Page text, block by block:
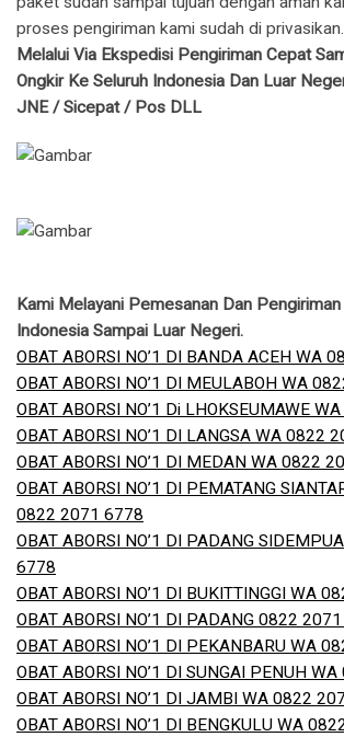
proses pengiriman kami sudah di privasikan.
Melalui Via Ekspedisi Pengiriman Cepat
Ongkir Ke Seluruh Indonesia Dan Luar
JNE / Sicepat / Pos DLL
Kami Melayani Pemesanan Dan
Indonesia Sampai Luar Negeri.
OBAT ABORSI NO’1 DI BANDA ACEH WA
OBAT ABORSI NO’1 DI MEULABOH WA
OBAT ABORSI NO’1 Di LHOKSEUMAWE
OBAT ABORSI NO’1 DI LANGSA WA 0822
OBAT ABORSI NO’1 DI MEDAN WA 0822
OBAT ABORSI NO’1 DI PEMATANG
0822 2071 6778
OBAT ABORSI NO’1 DI PADANG
6778
OBAT ABORSI NO’1 DI BUKITTINGGI WA
OBAT ABORSI NO’1 DI PADANG 0822
OBAT ABORSI NO’1 DI PEKANBARU WA
OBAT ABORSI NO’1 DI SUNGAI PENUH
OBAT ABORSI NO’1 DI JAMBI WA 0822
OBAT ABORSI NO’1 DI BENGKULU WA